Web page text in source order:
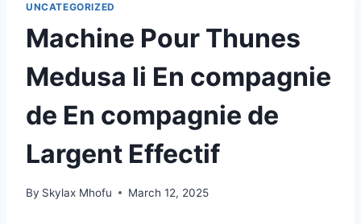
UNCATEGORIZED
Machine Pour Thunes
Medusa Ii En compagnie
de En compagnie de
Largent Effectif
By Skylax Mhofu March 12, 2025